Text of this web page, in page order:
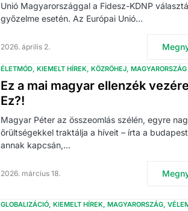
Unió Magyarországgal a Fidesz-KDNP
győzelme esetén. Az Európai Unió…
2026. április 2.
ÉLETMÓD KIEMELT HÍREK KÖZRÖHEJ MAGYARORSZÁG
Ez a mai magyar ellenzék
Ez?!
Magyar Péter az összeomlás szélén, egyre
őrültségekkel traktálja a híveit – írta a
annak kapcsán,…
2026. március 18.
GLOBALIZÁCIÓ KIEMELT HÍREK MAGYARORSZÁG